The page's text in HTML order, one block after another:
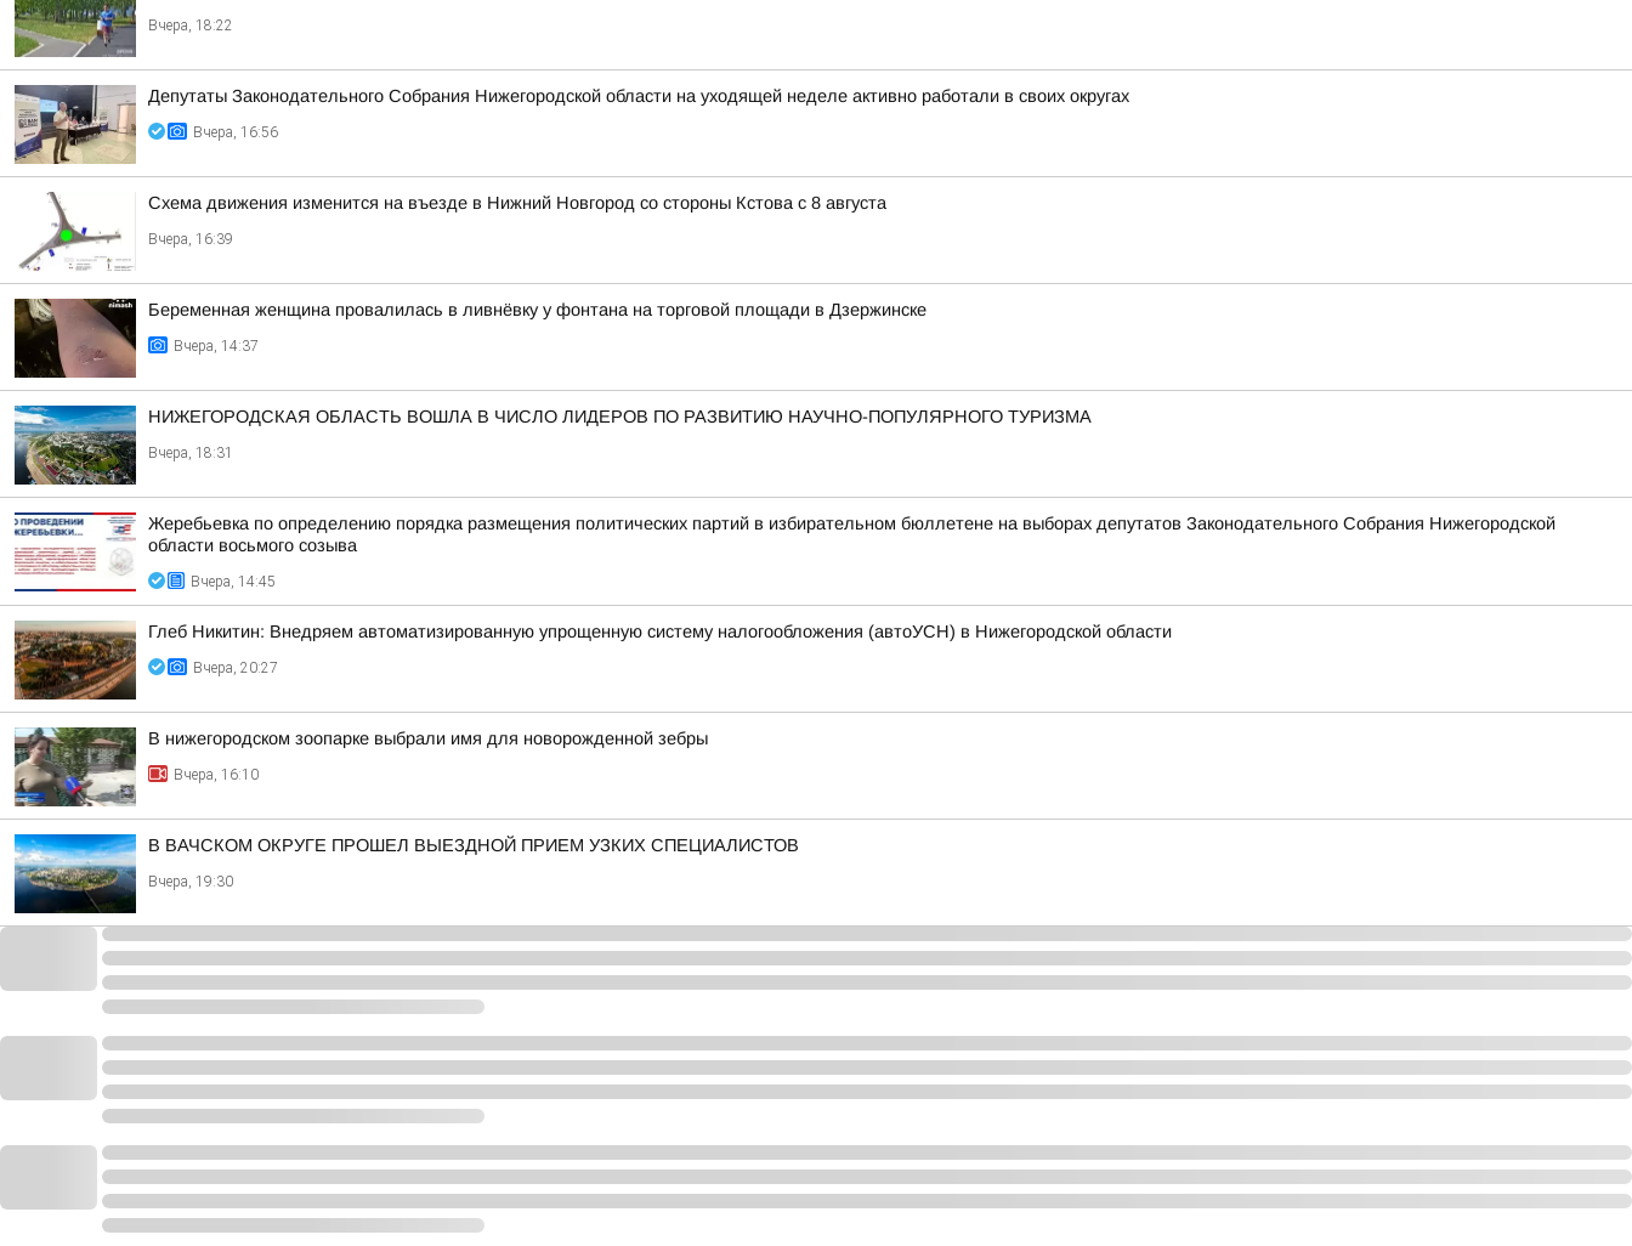
Вчера, 18:22
Депутаты Законодательного Собрания Нижегородской области на уходящей неделе активно работали в своих округах
Вчера, 16:56
Схема движения изменится на въезде в Нижний Новгород со стороны Кстова с 8 августа
Вчера, 16:39
Беременная женщина провалилась в ливнёвку у фонтана на торговой площади в Дзержинске
Вчера, 14:37
НИЖЕГОРОДСКАЯ ОБЛАСТЬ ВОШЛА В ЧИСЛО ЛИДЕРОВ ПО РАЗВИТИЮ НАУЧНО-ПОПУЛЯРНОГО ТУРИЗМА
Вчера, 18:31
Жеребьевка по определению порядка размещения политических партий в избирательном бюллетене на выборах депутатов Законодательного Собрания Нижегородской
области восьмого созыва
Вчера, 14:45
Глеб Никитин: Внедряем автоматизированную упрощенную систему налогообложения (автоУСН) в Нижегородской области
Вчера, 20:27
В нижегородском зоопарке выбрали имя для новорожденной зебры
Вчера, 16:10
В ВАЧСКОМ ОКРУГЕ ПРОШЕЛ ВЫЕЗДНОЙ ПРИЕМ УЗКИХ СПЕЦИАЛИСТОВ
Вчера, 19:30